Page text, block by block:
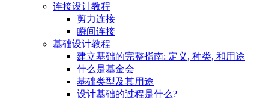
连接设计教程
剪力连接
瞬间连接
基础设计教程
建立基础的完整指南: 定义, 种类, 和用途
什么是基金会
基础类型及其用途
设计基础的过程是什么?